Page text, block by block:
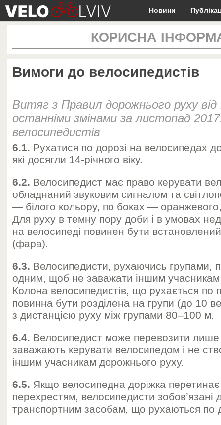
Новини
КОРИСНА
Вимоги до велосипедистів
Витяг з Правил дорожнього руху
останніми змінами за листопад
велосипедистів
6.1. Рухатися по дорозі на велосипедах
які досягли 14-річного віку.
6.2. Велосипедист має право керувати
обладнаний звуковим сигналом та
— білого кольору, по боках —
Для руху в темну пору доби і в умовах
на велосипеді повинен бути
(фара).
6.3. Велосипедисти, рухаючись групами,
одним, щоб не заважати іншим
Колона велосипедистів, що рухається по
повинна бути розділена на групи (до 10
з дистанцією руху між групами 80–100 м.
6.4. Велосипедист може перевозити лише
заважають керувати велосипедом і не
іншим учасникам дорожнього руху.
6.5. Якщо велосипедна доріжка
перехрестям, велосипедисти зобов’язані
транспортним засобам, що рухаються по